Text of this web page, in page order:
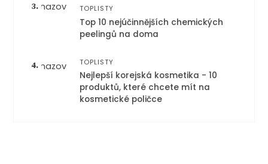
3. TOPLISTY
Top 10 nejúčinnějších chemických
peelingů na doma
4. TOPLISTY
Nejlepší korejská kosmetika - 10
produktů, které chcete mít na
kosmetické poličce